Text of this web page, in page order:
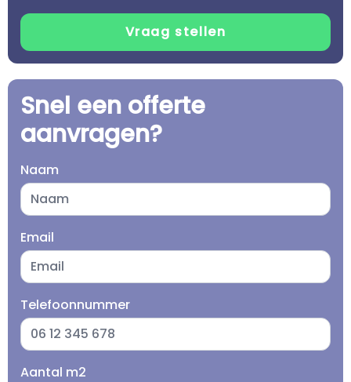
Snel een offerte
aanvragen?
Naam
Email
Telefoonnummer
Aantal m2